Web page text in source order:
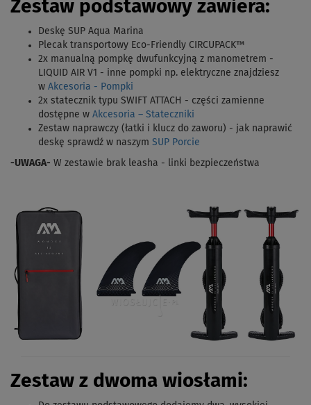
Zestaw podstawowy zawiera:
Deskę SUP Aqua Marina
Plecak transportowy Eco-Friendly CIRCUPACK™
2x manualną pompkę dwufunkcyjną z manometrem -
LIQUID AIR V1 - inne pompki np. elektryczne znajdziesz
w Akcesoria - Pompki
2x statecznik typu SWIFT ATTACH - części zamienne
dostępne w Akcesoria – Stateczniki
Zestaw naprawczy (łatki i klucz do zaworu) - jak naprawić
deskę sprawdź w naszym SUP Porcie
-UWAGA- W zestawie brak leasha - linki bezpieczeństwa
Zestaw z dwoma wiosłami: